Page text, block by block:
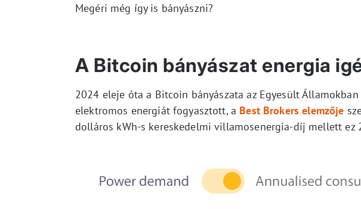
Megéri még így is bányászni?
A Bitcoin bányászat energia
2024 eleje óta a Bitcoin bányászata az Egyesült
elektromos energiát fogyasztott, a Best Brokers elemzője
dolláros kWh-s kereskedelmi villamosenergia-díj mellett